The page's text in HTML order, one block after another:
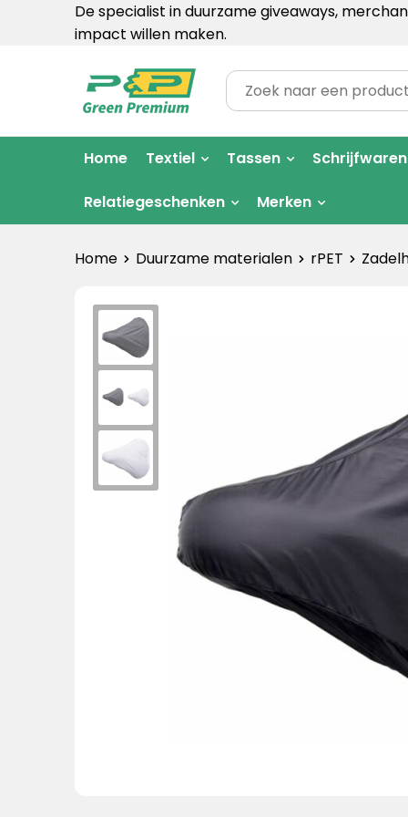
De specialist in duurzame giveaways,
impact willen maken.
Home Textiel Tassen Schrijfwaren
Relatiegeschenken Merken
Home Duurzame materialen rPET